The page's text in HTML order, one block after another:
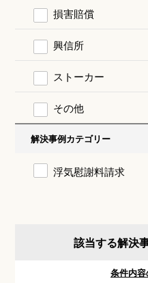
損害賠償
興信所
ストーカー
その他
解決事例カテゴリー
浮気慰謝料請求
該当する解決
条件内